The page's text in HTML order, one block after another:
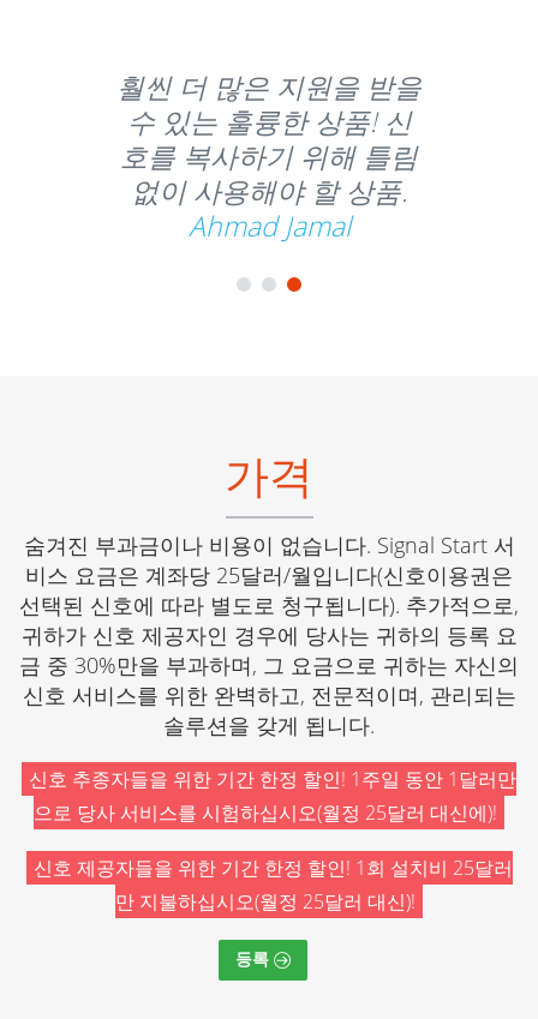
훨씬 더 많은 지원을 받을
수 있는 훌륭한 상품! 신
호를 복사하기 위해 틀림
없이 사용해야 할 상품.
Ahmad Jamal
가격
숨겨진 부과금이나 비용이 없습니다. Signal Start 서
비스 요금은 계좌당 25달러/월입니다(신호이용권은
선택된 신호에 따라 별도로 청구됩니다). 추가적으로,
귀하가 신호 제공자인 경우에 당사는 귀하의 등록 요
금 중 30%만을 부과하며, 그 요금으로 귀하는 자신의
신호 서비스를 위한 완벽하고, 전문적이며, 관리되는
솔루션을 갖게 됩니다.
신호 추종자들을 위한 기간 한정 할인! 1주일 동안 1달러만
으로 당사 서비스를 시험하십시오(월정 25달러 대신에)!
신호 제공자들을 위한 기간 한정 할인! 1회 설치비 25달러
만 지불하십시오(월정 25달러 대신)!
등록